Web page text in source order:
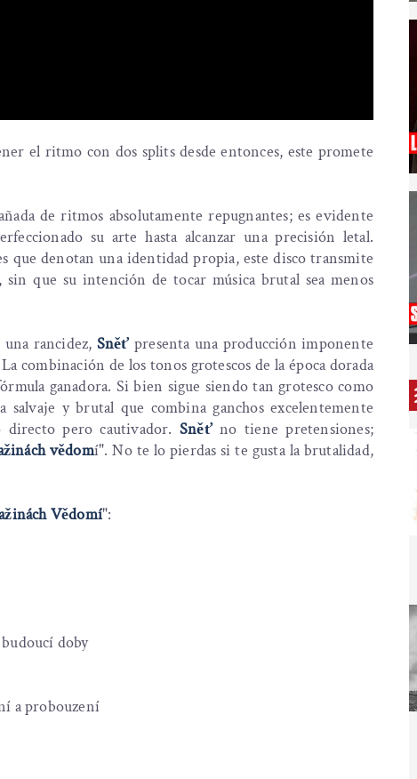
el ritmo con dos splits desde entonces, este promete
de ritmos absolutamente repugnantes; es evidente
su arte hasta alcanzar una precisión letal.
que denotan una identidad propia, este disco transmite
que su intención de tocar música brutal sea menos
rancidez, Sněťpresenta una producción imponente
combinación de los tonos grotescos de la época dorada
ganadora. Si bien sigue siendo tan grotesco como
y brutal que combina ganchos excelentemente
directo pero cautivador.Sněťno tiene pretensiones;
vědomí". No te lo pierdas si te gusta la brutalidad,
Vědomí":
doby
a probouzení